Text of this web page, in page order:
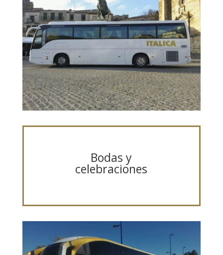
Bodas y
celebraciones